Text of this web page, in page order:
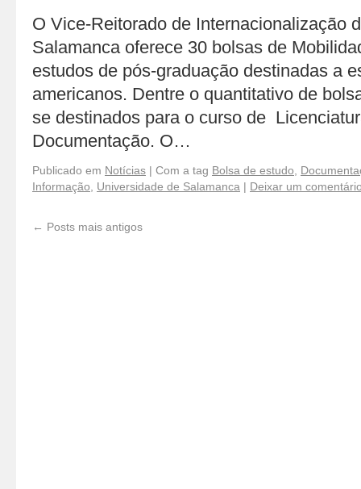
O Vice-Reitorado de Internacionalização
Salamanca oferece 30 bolsas de
estudos de pós-graduação destinadas a
americanos. Dentre o quantitativo de
se destinados para o curso de
Documentação. O…
Publicado em Notícias | Com a tag Bolsa de estudo
Informação
Universidade de Salamanca | Deixar um
← Posts mais antigos